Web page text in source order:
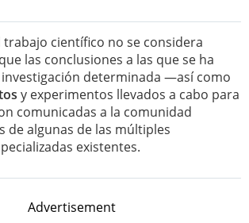
trabajo científico no se considera
las conclusiones a las que se ha
determinada —así como
y experimentos llevados a cabo para
comunicadas a la comunidad
de algunas de las múltiples
existentes.
Advertisement